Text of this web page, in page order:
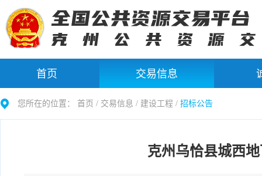
首页 交易信息
您所在的位置： 首页 / 交易信息 / 建设工程 / 招标公告
克州乌恰县城西